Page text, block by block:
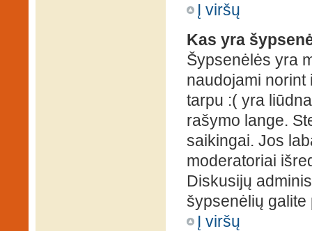
Į viršų
Kas yra
Šypsenėlės yra
naudojami norint
tarpu :( yra
rašymo lange.
saikingai. Jos
moderatoriai
Diskusijų
šypsenėlių galite
Į viršų